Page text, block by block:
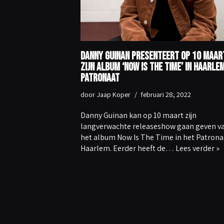
Danny Guinan presenteert op 10
zijn album ‘Now Is The Time’ in
Patronaat
door Jaap Koper februari 28, 2022
Danny Guinan kan op 10 maart zijn
langverwachte releaseshow gaan geven
het album Now Is The Time in het
Haarlem. Eerder heeft de… Lees verder »